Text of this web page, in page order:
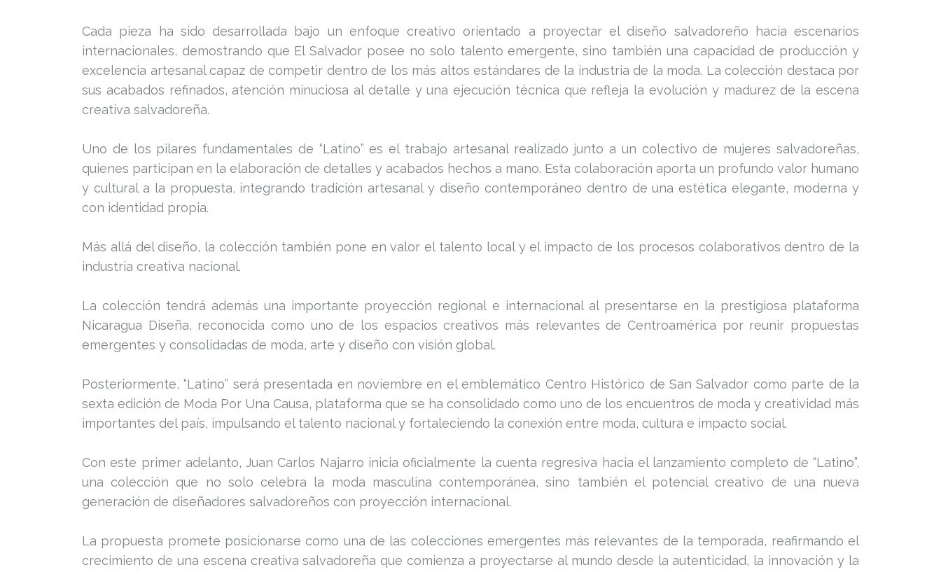
Cada pieza ha sido desarrollada bajo un enfoque creativo orientado a proyectar el diseño salvadoreño hacia escenarios
internacionales, demostrando que El Salvador posee no solo talento emergente, sino también una capacidad de producción y
excelencia artesanal capaz de competir dentro de los más altos estándares de la industria de la moda. La colección destaca por
sus acabados refinados, atención minuciosa al detalle y una ejecución técnica que refleja la evolución y madurez de la escena
creativa salvadoreña.
Uno de los pilares fundamentales de “Latino” es el trabajo artesanal realizado junto a un colectivo de mujeres salvadoreñas,
quienes participan en la elaboración de detalles y acabados hechos a mano. Esta colaboración aporta un profundo valor humano
y cultural a la propuesta, integrando tradición artesanal y diseño contemporáneo dentro de una estética elegante, moderna y
con identidad propia.
Más allá del diseño, la colección también pone en valor el talento local y el impacto de los procesos colaborativos dentro de la
industria creativa nacional.
La colección tendrá además una importante proyección regional e internacional al presentarse en la prestigiosa plataforma
Nicaragua Diseña, reconocida como uno de los espacios creativos más relevantes de Centroamérica por reunir propuestas
emergentes y consolidadas de moda, arte y diseño con visión global.
Posteriormente, “Latino” será presentada en noviembre en el emblemático Centro Histórico de San Salvador como parte de la
sexta edición de Moda Por Una Causa, plataforma que se ha consolidado como uno de los encuentros de moda y creatividad más
importantes del país, impulsando el talento nacional y fortaleciendo la conexión entre moda, cultura e impacto social.
Con este primer adelanto, Juan Carlos Najarro inicia oficialmente la cuenta regresiva hacia el lanzamiento completo de “Latino”,
una colección que no solo celebra la moda masculina contemporánea, sino también el potencial creativo de una nueva
generación de diseñadores salvadoreños con proyección internacional.
La propuesta promete posicionarse como una de las colecciones emergentes más relevantes de la temporada, reafirmando el
crecimiento de una escena creativa salvadoreña que comienza a proyectarse al mundo desde la autenticidad, la innovación y la